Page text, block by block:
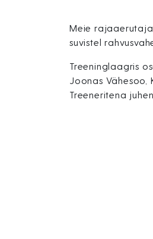
Meie
suvistel
Treeninglaagris
Joonas Vähesoo,
Treeneritena